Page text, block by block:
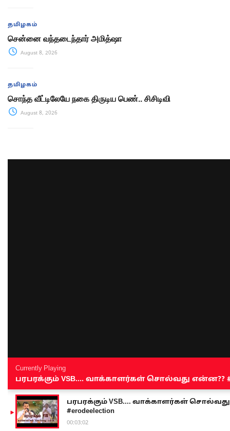
தமிழகம்
சென்னை வந்தடைந்தார் அமித்ஷா
August 8, 2026
தமிழகம்
சொந்த வீட்டிலேயே நகை திருடிய பெண்.. சிசிடிவி
August 8, 2026
Currently Playing
பரபரக்கும் VSB.... வாக்காளர்கள் சொல்வது என்ன??
பரபரக்கும் VSB.... வாக்காளர்கள் சொல்வது
#erodeelection
00:03:02